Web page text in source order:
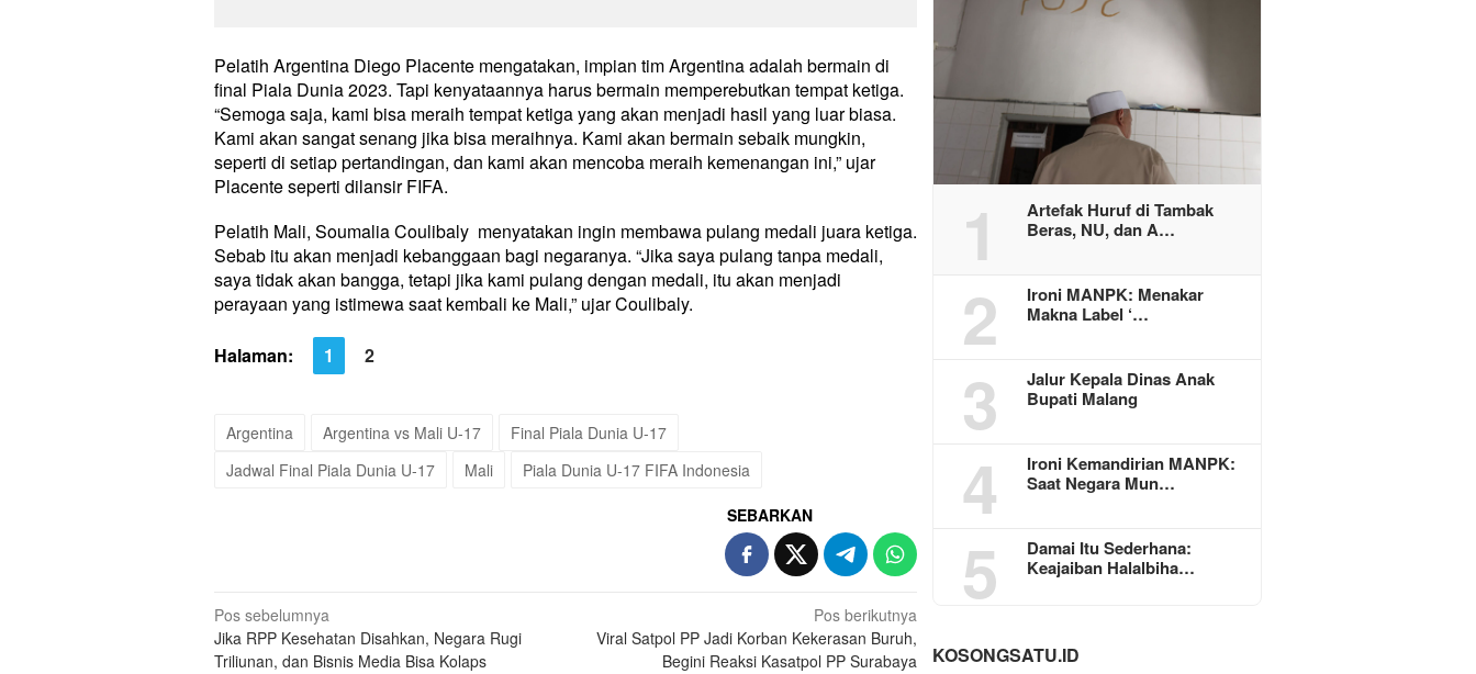
Pelatih Argentina Diego Placente mengatakan, impian tim Argentina adalah bermain di
final Piala Dunia 2023. Tapi kenyataannya harus bermain memperebutkan tempat ketiga.
“Semoga saja, kami bisa meraih tempat ketiga yang akan menjadi hasil yang luar biasa.
Kami akan sangat senang jika bisa meraihnya. Kami akan bermain sebaik mungkin,
seperti di setiap pertandingan, dan kami akan mencoba meraih kemenangan ini,” ujar
Placente seperti dilansir FIFA.
Pelatih Mali, Soumalia Coulibaly menyatakan ingin membawa pulang medali juara ketiga.
Sebab itu akan menjadi kebanggaan bagi negaranya. “Jika saya pulang tanpa medali,
saya tidak akan bangga, tetapi jika kami pulang dengan medali, itu akan menjadi
perayaan yang istimewa saat kembali ke Mali,” ujar Coulibaly.
Halaman: 1 2
Argentina Argentina vs Mali U-17
Final Piala Dunia U-17
Jadwal Final Piala Dunia U-17
Mali Piala Dunia U-17 FIFA Indonesia
SEBARKAN
Navigasi
pos
Pos sebelumnya
Jika RPP Kesehatan Disahkan, Negara Rugi
Triliunan, dan Bisnis Media Bisa Kolaps
Pos berikutnya
Viral Satpol PP Jadi Korban Kekerasan Buruh,
Begini Reaksi Kasatpol PP Surabaya
1
Artefak Huruf di Tambak
Beras, NU, dan A…
2
Ironi MANPK: Menakar
Makna Label ‘…
3
Jalur Kepala Dinas Anak
Bupati Malang
4
Ironi Kemandirian MANPK:
Saat Negara Mun…
5
Damai Itu Sederhana:
Keajaiban Halalbiha…
KOSONGSATU.ID